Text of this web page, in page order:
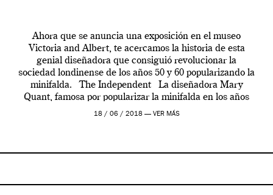
Ahora que se anuncia una exposición en el museo
Victoria and Albert, te acercamos la historia de esta
genial diseñadora que consiguió revolucionar la
sociedad londinense de los años 50 y 60 popularizando la
minifalda. The Independent La diseñadora Mary
Quant, famosa por popularizar la minifalda en los años
sesenta, está considerada un […]
18 / 06 / 2018 — VER MÁS